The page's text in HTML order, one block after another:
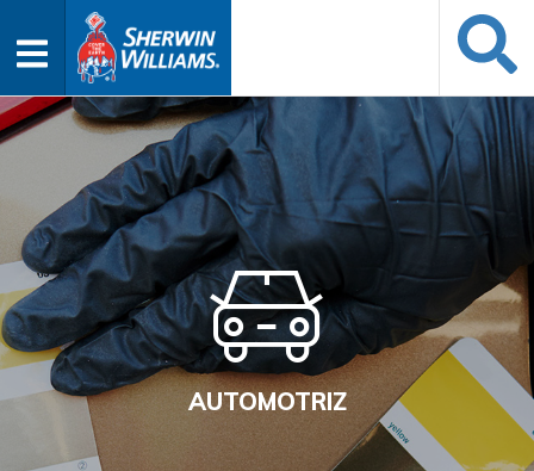
AUTOMOTRIZ